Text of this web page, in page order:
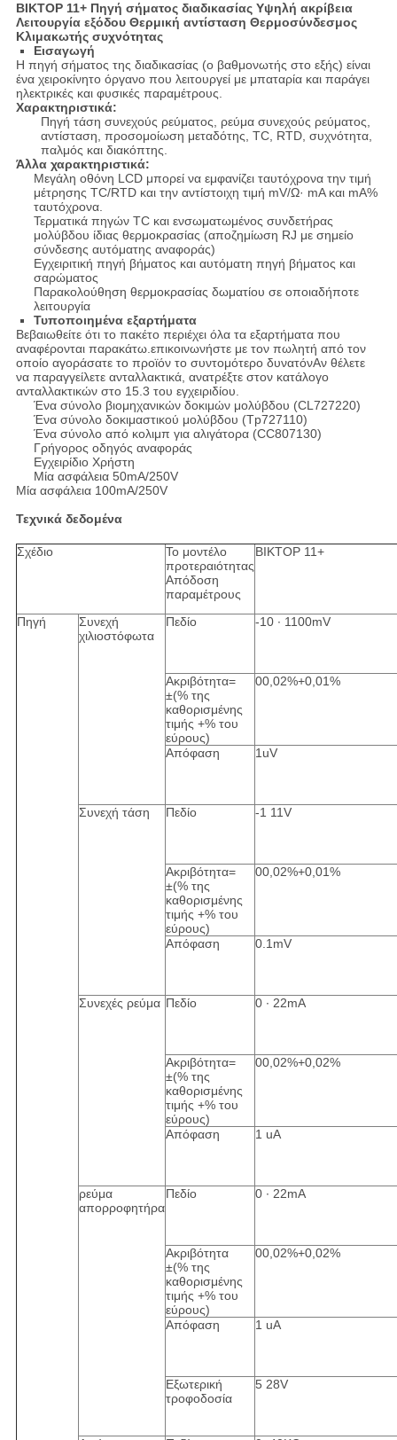
ΒΙΚΤΟΡ 11+ Πηγή σήματος διαδικασίας Υψηλή ακρίβεια
Λειτουργία εξόδου Θερμική αντίσταση Θερμοσύνδεσμος
Κλιμακωτής συχνότητας
Εισαγωγή
Η πηγή σήματος της διαδικασίας (ο βαθμονωτής στο εξής) είναι
ένα χειροκίνητο όργανο που λειτουργεί με μπαταρία και παράγει
ηλεκτρικές και φυσικές παραμέτρους.
Χαρακτηριστικά:
Πηγή τάση συνεχούς ρεύματος, ρεύμα συνεχούς ρεύματος,
αντίσταση, προσομοίωση μεταδότης, TC, RTD, συχνότητα,
παλμός και διακόπτης.
Άλλα χαρακτηριστικά:
Μεγάλη οθόνη LCD μπορεί να εμφανίζει ταυτόχρονα την τιμή
μέτρησης TC/RTD και την αντίστοιχη τιμή mV/Ω· mA και mA%
ταυτόχρονα.
Τερματικά πηγών TC και ενσωματωμένος συνδετήρας
μολύβδου ίδιας θερμοκρασίας (αποζημίωση RJ με σημείο
σύνδεσης αυτόματης αναφοράς)
Εγχειριτική πηγή βήματος και αυτόματη πηγή βήματος και
σαρώματος
Παρακολούθηση θερμοκρασίας δωματίου σε οποιαδήποτε
λειτουργία
Τυποποιημένα εξαρτήματα
Βεβαιωθείτε ότι το πακέτο περιέχει όλα τα εξαρτήματα που
αναφέρονται παρακάτω.επικοινωνήστε με τον πωλητή από τον
οποίο αγοράσατε το προϊόν το συντομότερο δυνατόνΑν θέλετε
να παραγγείλετε ανταλλακτικά, ανατρέξτε στον κατάλογο
ανταλλακτικών στο 15.3 του εγχειριδίου.
Ένα σύνολο βιομηχανικών δοκιμών μολύβδου (CL727220)
Ένα σύνολο δοκιμαστικού μολύβδου (Tp727110)
Ένα σύνολο από κολιμπ για αλιγάτορα (CC807130)
Γρήγορος οδηγός αναφοράς
Εγχειρίδιο Χρήστη
Μία ασφάλεια 50mA/250V
Μία ασφάλεια 100mA/250V
Τεχνικά δεδομένα
Σχέδιο
Το μοντέλο
προτεραιότητας
Απόδοση
παραμέτρους
ΒΙΚΤΟΡ 11+
Πηγή
Συνεχή
χιλιοστόφωτα
Πεδίο -10 ∙ 1100mV
Ακριβότητα=
±(% της
καθορισμένης
τιμής +% του
εύρους)
00,02%+0,01%
Απόφαση 1uV
Συνεχή τάση Πεδίο -1 11V
Ακριβότητα=
±(% της
καθορισμένης
τιμής +% του
εύρους)
00,02%+0,01%
Απόφαση 0.1mV
Συνεχές ρεύμα Πεδίο 0 ∙ 22mA
Ακριβότητα=
±(% της
καθορισμένης
τιμής +% του
εύρους)
00,02%+0,02%
Απόφαση 1 uA
ρεύμα
απορροφητήρα
Πεδίο 0 ∙ 22mA
Ακριβότητα
±(% της
καθορισμένης
τιμής +% του
εύρους)
00,02%+0,02%
Απόφαση 1 uA
Εξωτερική
τροφοδοσία
5 28V